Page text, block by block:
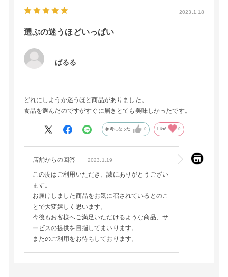
2023.1.18
選ぶの迷うほどいっぱい
ぱるる
どれにしようか迷うほど商品がありました。
食品を選んだのですがすぐに届きとても美味しかったです。
参考になった 0 Like! 0
店舗からの回答 2023.1.19
この度はご利用いただき、誠にありがとうござい
ます。
お届けしました商品をお気に召されているとのこ
とで大変嬉しく思います。
今後もお客様へご満足いただけるような商品、サ
ービスの提供を目指してまいります。
またのご利用をお待ちしております。